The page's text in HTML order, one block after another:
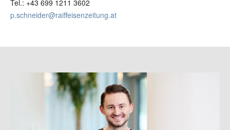
Tel.: +43 699 1211 3602
p.schneider@raiffeisenzeitung.at